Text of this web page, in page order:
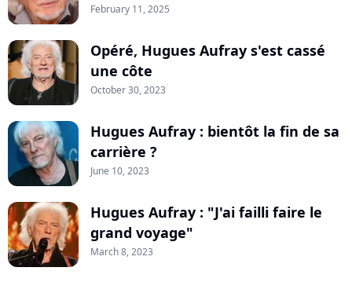
February 11, 2025
Opéré, Hugues Aufray s'est cassé
une côte
October 30, 2023
Hugues Aufray : bientôt la fin de sa
carrière ?
June 10, 2023
Hugues Aufray : "J'ai failli faire le
grand voyage"
March 8, 2023